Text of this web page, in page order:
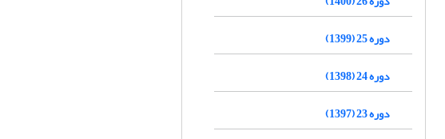
دوره 25 (1399)
دوره 24 (1398)
دوره 23 (1397)